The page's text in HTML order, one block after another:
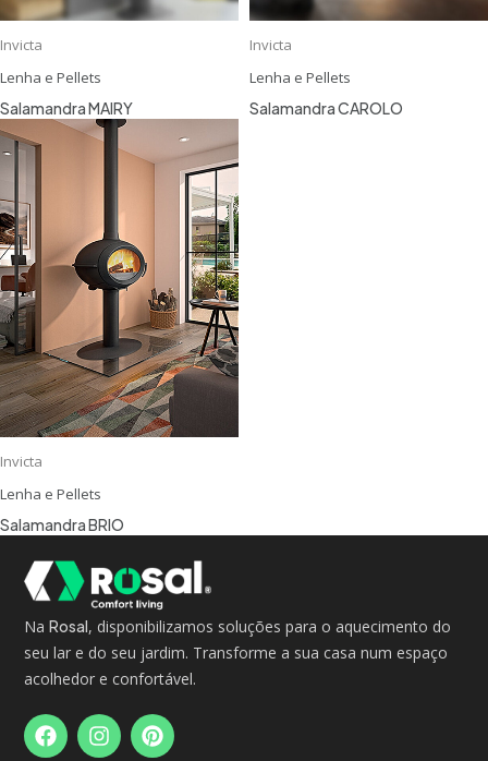
Invicta
Lenha e Pellets
Salamandra MAIRY
Invicta
Lenha e Pellets
Salamandra CAROLO
Invicta
Lenha e Pellets
Salamandra BRIO
NaRosal, disponibilizamos soluções para o aquecimento do
seu lar e do seu jardim. Transforme a sua casa num espaço
acolhedor e confortável.